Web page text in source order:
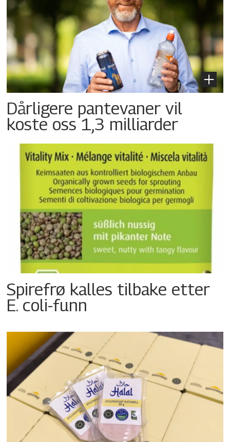
Dårligere pantevaner vil
koste oss 1,3 milliarder
Spirefrø kalles tilbake etter
E. coli-funn